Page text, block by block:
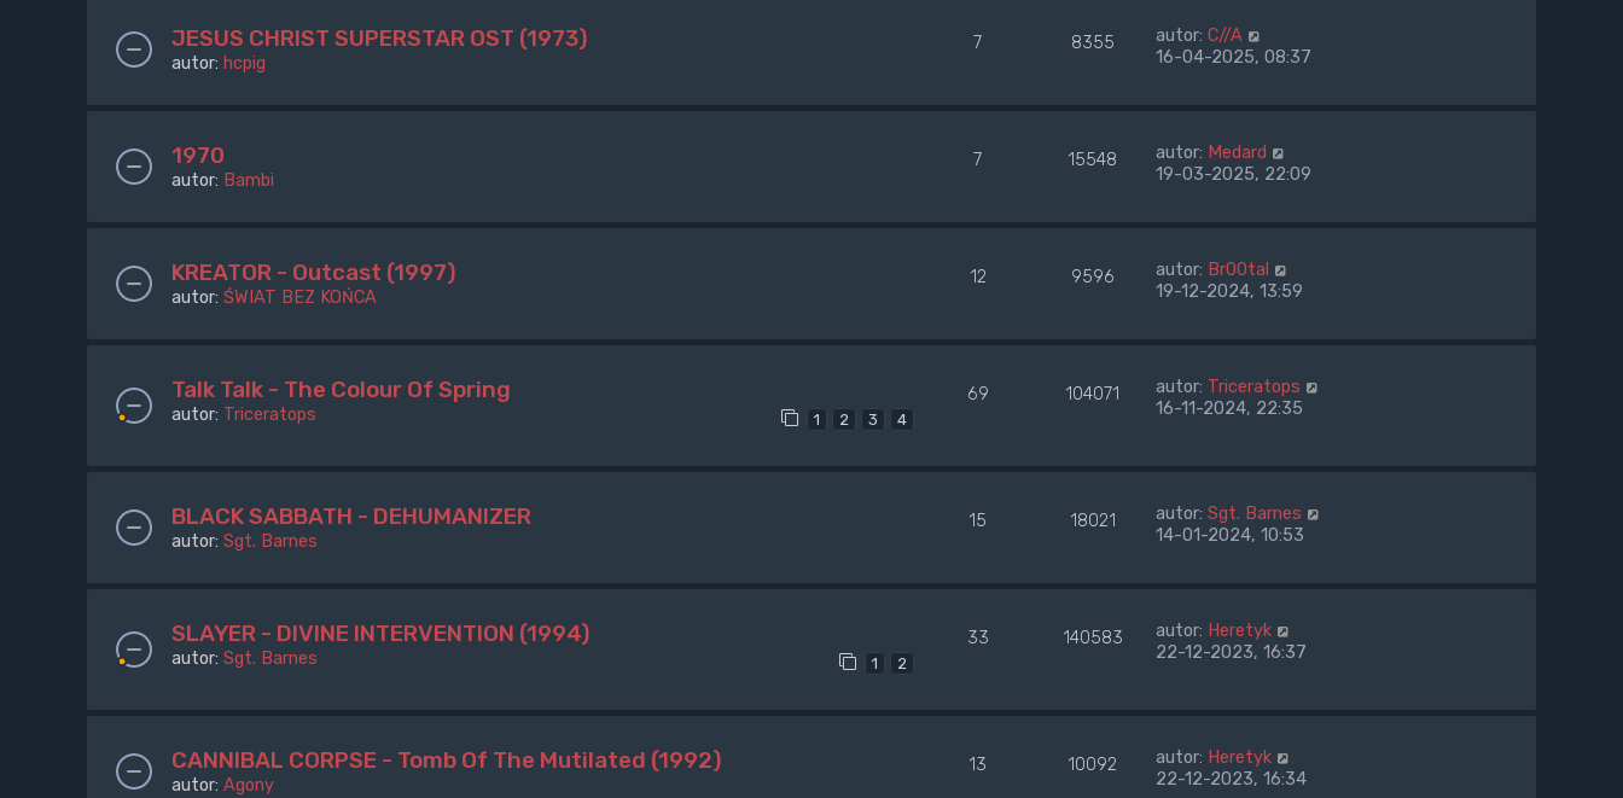
JESUS CHRIST SUPERSTAR OST (1973)
autor: hcpig
7 8355 autor: C//A
16-04-2025, 08:37
1970
autor: Bambi
7 15548 autor: Medard
19-03-2025, 22:09
KREATOR - Outcast (1997)
autor: ŚWIAT BEZ KOŃCA
12 9596 autor: Br00tal
19-12-2024, 13:59
Talk Talk - The Colour Of Spring
autor: Triceratops 1 2 3 4
69 104071 autor: Triceratops
16-11-2024, 22:35
BLACK SABBATH - DEHUMANIZER
autor: Sgt. Barnes
15 18021 autor: Sgt. Barnes
14-01-2024, 10:53
SLAYER - DIVINE INTERVENTION (1994)
autor: Sgt. Barnes 1 2
33 140583 autor: Heretyk
22-12-2023, 16:37
CANNIBAL CORPSE - Tomb Of The Mutilated (1992)
autor: Agony
13 10092 autor: Heretyk
22-12-2023, 16:34